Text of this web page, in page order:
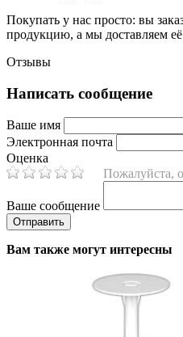
Покупать у нас просто: вы
продукцию, а мы доставляем
Отзывы
Написать сообщение
Ваше имя
Электронная почта
Оценка
Пожалуйста,
Ваше сообщение
Вам также могут интересны